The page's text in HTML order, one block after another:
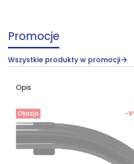
Promocje
Wszystkie produkty w promocji
Opis
Okazja -